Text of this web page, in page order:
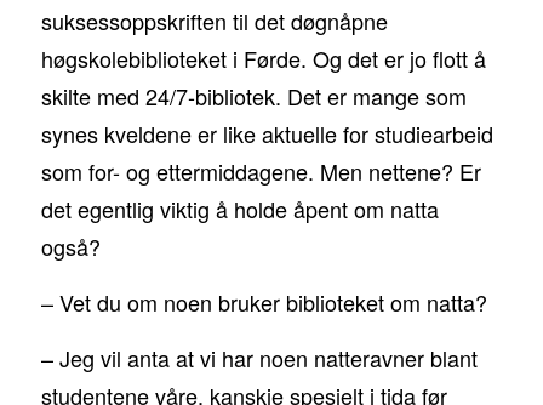
suksessoppskriften til det døgnåpne
høgskolebiblioteket i Førde. Og det er jo flott å
skilte med 24/7-bibliotek. Det er mange som
synes kveldene er like aktuelle for studiearbeid
som for- og ettermiddagene. Men nettene? Er
det egentlig viktig å holde åpent om natta
også?
– Vet du om noen bruker biblioteket om natta?
– Jeg vil anta at vi har noen natteravner blant
studentene våre, kanskje spesielt i tida før